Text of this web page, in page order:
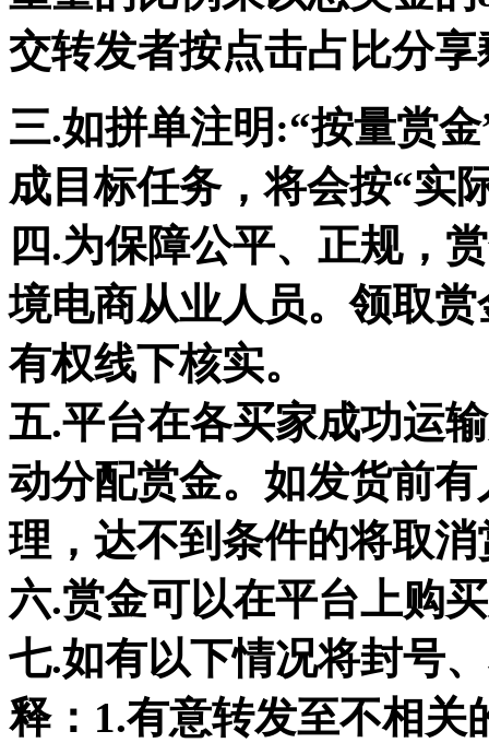
交转发者按点击占比分
三.如拼单注明:“按量赏
成目标任务，将会按“实
四.为保障公平、正规，
境电商从业人员。领取
有权线下核实。
五.平台在各买家成功运
动分配赏金。如发货前
理，达不到条件的将取消
六.赏金可以在平台上购
七.如有以下情况将封号
释：1.有意转发至不相关